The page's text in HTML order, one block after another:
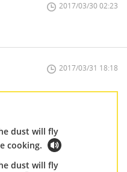
2017/03/30 02:23
2017/03/31 18:18
dust will fly
cooking.
dust will fly